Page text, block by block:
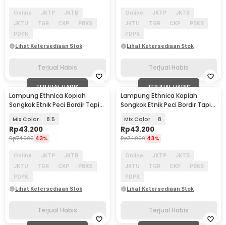
Online JKTP
JKTB
JKTU
TGR CKP
PBKS
PDPK
Lihat Ketersediaan Stok
Terjual Habis
Online JKTP
JKTB
JKTU
TGR CKP
PBKS
PDPK
Lihat Ketersediaan Stok
Terjual Habis
TERJUAL HABIS
Lampung Ethnica Kopiah
Songkok Etnik Peci Bordir Tapis
Mix Color 8.5
Rp43.200
Rp74.900 43%
Online JKTP
JKTB
JKTU
TGR CKP
PBKS
PDPK
Lihat Ketersediaan Stok
Terjual Habis
TERJUAL HABIS
Lampung Ethnica Kopiah
Songkok Etnik Peci Bordir Tapis
Mix Color 8
Rp43.200
Rp74.900 43%
Online JKTP
JKTB
JKTU
TGR CKP
PBKS
PDPK
Lihat Ketersediaan Stok
Terjual Habis